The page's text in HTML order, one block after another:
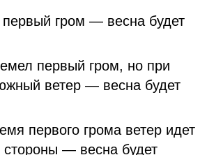
гром — весна будет
первый гром, но при
ветер — весна будет
первого грома ветер идет
стороны — весна будет